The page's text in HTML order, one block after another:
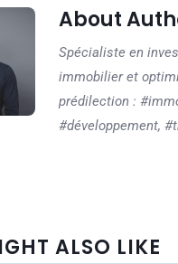
About
Spécialiste en
immobilier et
prédilection :
#développement,
ALSO LIKE